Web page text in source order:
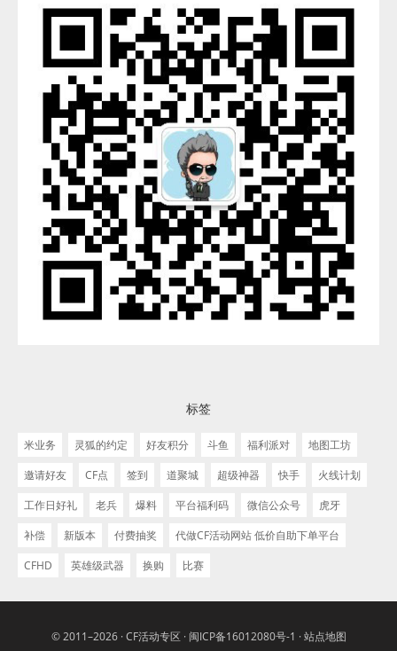
标签
米业务 灵狐的约定 好友积分 斗鱼 福利派对
地图工坊
邀请好友
CF点 签到 道聚城 超级神器 快手
火线计划
工作日好礼
老兵 爆料 平台福利码 微信公众号
虎牙
补偿
新版本 付费抽奖
代做CF活动网站 低价自助下单平台
CFHD
英雄级武器 换购 比赛
© 2011–2026 ·CF活动专区 · 闽ICP备16012080号-1 ·站点地图